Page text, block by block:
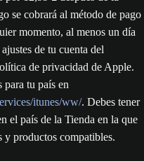
se cobrará al método de pago
momento, al menos un día
de tu cuenta del
de privacidad de Apple.
para tu país en
itunes/ww/. Debes tener
el país de la Tienda en la que
y productos compatibles.